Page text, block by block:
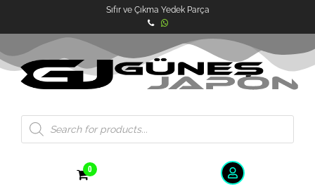
Sıfır ve Çıkma Yedek Parça
0